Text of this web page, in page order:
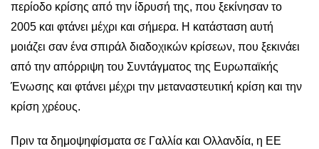
περίοδο κρίσης από την ίδρυσή της, που ξεκίνησαν το
2005 και φτάνει μέχρι και σήμερα. Η κατάσταση αυτή
μοιάζει σαν ένα σπιράλ διαδοχικών κρίσεων, που ξεκινάει
από την απόρριψη του Συντάγματος της Ευρωπαϊκής
Ένωσης και φτάνει μέχρι την μεταναστευτική κρίση και την
κρίση χρέους.
Πριν τα δημοψηφίσματα σε Γαλλία και Ολλανδία, η ΕΕ